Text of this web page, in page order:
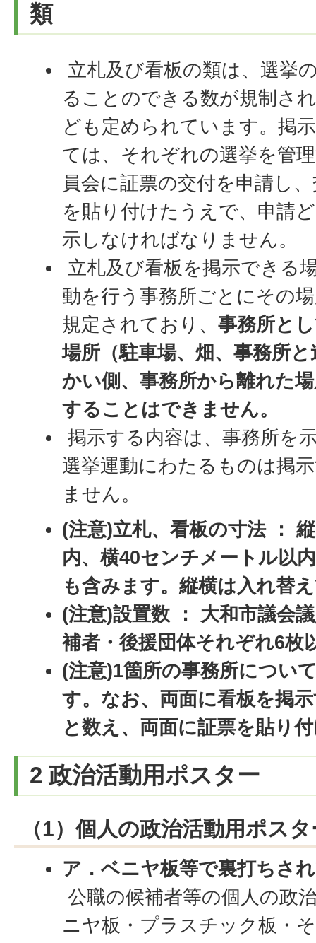
類
立札及び看板の類は、選挙
ることのできる数が規制さ
ども定められています。掲
ては、それぞれの選挙を管
員会に証票の交付を申請し
を貼り付けたうえで、申請
示しなければなりません。
立札及び看板を掲示できる
動を行う事務所ごとにその
規定されており、事務所と
場所（駐車場、畑、事務所
かい側、事務所から離れた
することはできません。
掲示する内容は、事務所を
選挙運動にわたるものは掲
ません。
(注意)立札、看板の寸法 ：
内、横40センチメートル以
も含みます。縦横は入れ替
(注意)設置数 ： 大和市議会
補者・後援団体それぞれ6枚
(注意)1箇所の事務所につい
す。なお、両面に看板を掲
と数え、両面に証票を貼り
2 政治活動用ポスター
（1）個人の政治活動用ポス
ア．ベニヤ板等で裏打ちさ
公職の候補者等の個人の政
ニヤ板・プラスチック板・